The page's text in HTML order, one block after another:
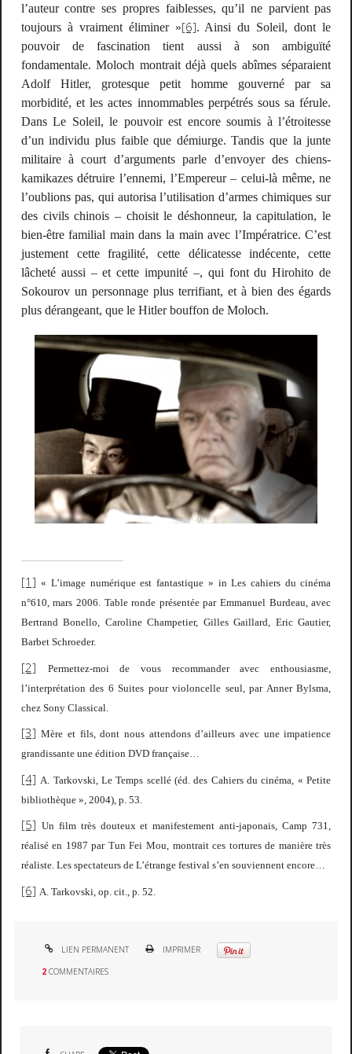
l’auteur contre ses propres faiblesses, qu’il ne parvient pas
toujours à vraiment éliminer »[6]. Ainsi du Soleil, dont le
pouvoir de fascination tient aussi à son ambiguïté
fondamentale.Moloch montrait déjà quels abîmes séparaient
Adolf Hitler, grotesque petit homme gouverné par sa
morbidité, et les actes innommables perpétrés sous sa férule.
DansLe Soleil, le pouvoir est encore soumis à l’étroitesse
d’un individu plus faible que démiurge. Tandis que la junte
militaire à court d’arguments parle d’envoyer des chiens-
kamikazes détruire l’ennemi, l’Empereur – celui-là même, ne
l’oublions pas, qui autorisa l’utilisation d’armes chimiques sur
des civils chinois – choisit le déshonneur, la capitulation, le
bien-être familial main dans la main avec l’Impératrice. C’est
justement cette fragilité, cette délicatesse indécente, cette
lâcheté aussi – et cette impunité –, qui font du Hirohito de
Sokourov un personnage plus terrifiant, et à bien des égards
plus dérangeant, que le Hitler bouffon de Moloch.
[1] « L’image numérique est fantastique » inLes cahiers du cinéma
n°610, mars 2006. Table ronde présentée par Emmanuel Burdeau, avec
Bertrand Bonello, Caroline Champetier, Gilles Gaillard, Eric Gautier,
Barbet Schroeder.
[2]
Permettez-moi de vous recommander avec enthousiasme,
l’interprétation des 6 Suites pour violoncelle seul, par Anner Bylsma,
chez Sony Classical.
[3] Mère et fils, dont nous attendons d’ailleurs avec une impatience
grandissante une édition DVD française…
[4] A. Tarkovski, Le Temps scellé(éd. des Cahiers du cinéma, « Petite
bibliothèque », 2004), p. 53.
[5] Un film très douteux et manifestement anti-japonais,Camp 731,
réalisé en 1987 par Tun Fei Mou, montrait ces tortures de manière très
réaliste. Les spectateurs de L’étrange festival s’en souviennent encore…
[6] A. Tarkovski, op. cit. , p. 52.
LIEN PERMANENT IMPRIMER
2 COMMENTAIRES